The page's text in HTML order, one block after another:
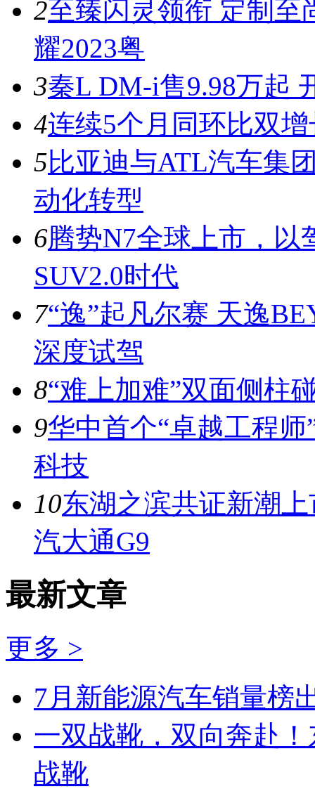
2至臻闪灵领衔 定制至
耀2023粤
3秦L DM-i售9.98万起
4连续5个月同环比双
5比亚迪与ATL汽车集
动化转型
6腾势N7全球上市，以
SUV2.0时代
7“逸”起凡尔赛 天逸
深度试驾
8“难上加难”双面侧柱
9华中首个“卓越工程
科技
10东湖之滨共证新潮
汽大通G9
最新文章
更多 >
7月新能源汽车销量榜
一双战靴，双向奔赴
战靴